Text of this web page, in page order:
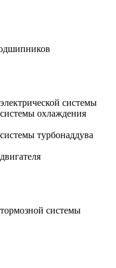
системы
охлаждения
турбонаддува
системы